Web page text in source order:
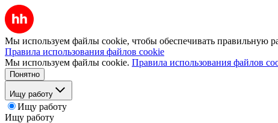
Мы используем файлы cookie, чтобы обеспечивать правильную
Правила использования файлов cookie
Мы используем файлы cookie. Правила использования файлов
Понятно
Ищу работу
Ищу работу
Ищу работу